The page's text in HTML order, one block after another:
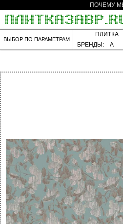
ПОЧЕМУ
ВЫБОР ПО ПАРАМЕТРАМ
ПЛИТКА
БРЕНДЫ:
A